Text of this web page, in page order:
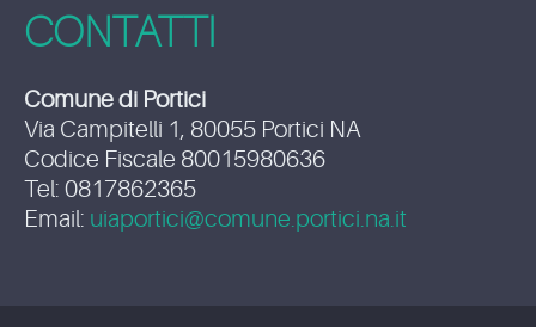
CONTATTI
Comune di Portici
Via Campitelli 1, 80055 Portici NA
Codice Fiscale 80015980636
Tel: 0817862365
Email: uiaportici@comune.portici.na.it